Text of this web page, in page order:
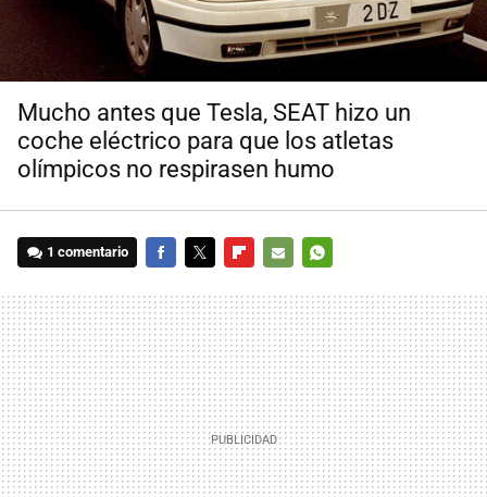
Mucho antes que Tesla, SEAT hizo un
coche eléctrico para que los atletas
olímpicos no respirasen humo
1 comentario
MAIL